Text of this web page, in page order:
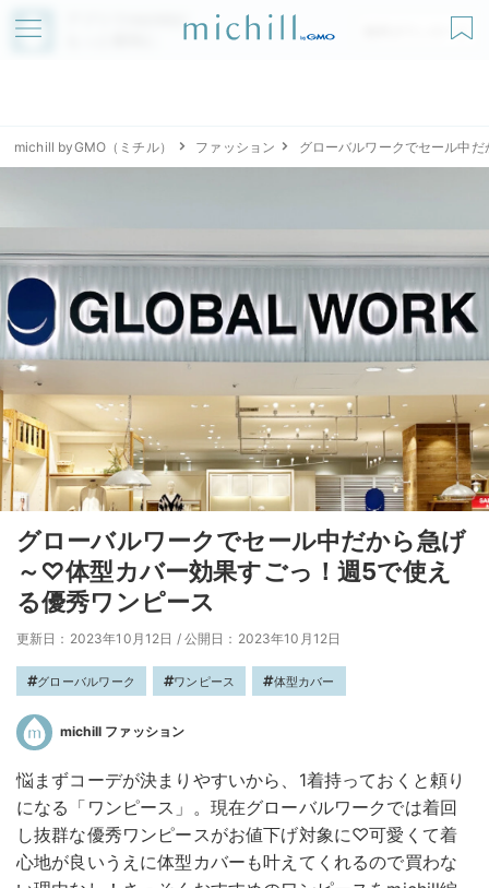
アプリでmichillが
無料ダウンロード
michill byGMO（ミチル） ファッション グローバルワークでセール中
グローバルワークでセール中だから急げ
～♡体型カバー効果すごっ！週5で使え
る優秀ワンピース
更新日：2023年10月12日 / 公開日：2023年10月12日
グローバルワーク ワンピース 体型カバー
michill ファッション
悩まずコーデが決まりやすいから、1着持っておくと頼り
になる「ワンピース」。現在グローバルワークでは着回
し抜群な優秀ワンピースがお値下げ対象に♡可愛くて着
心地が良いうえに体型カバーも叶えてくれるので買わな